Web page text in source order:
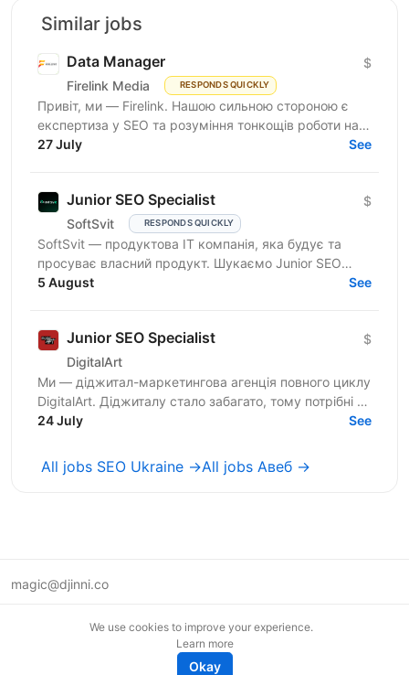
Similar jobs
Data Manager
Firelink Media RESPONDS QUICKLY
$
Привіт, ми — Firelink. Нашою сильною стороною є
експертиза у SEO та розуміння тонкощів роботи на
різних ринках та нішах. Зараз ми шукаємо
27 July See
Junior SEO Specialist
SoftSvit RESPONDS QUICKLY
$
SoftSvit — продуктова IT компанія, яка будує та
просуває власний продукт. Шукаємо Junior SEO
Specialist-а, який готовий розвиватись поруч із тими,
5 August See
Junior SEO Specialist
DigitalArt
$
Ми — діджитал-маркетингова агенція повного циклу
DigitalArt. Діджиталу стало забагато, тому потрібні ті,
хто зробить діджитал мистецтвом, а ми – та сама...
24 July See
All jobs SEO Ukraine →All jobs Авеб →
magic@djinni.co
We use cookies to improve your experience.
Learn more
Okay